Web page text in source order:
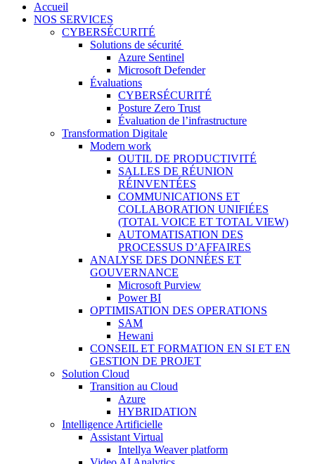
Accueil
NOS SERVICES
CYBERSÉCURITÉ
Solutions de sécurité
Azure Sentinel
Microsoft Defender
Évaluations
CYBERSÉCURITÉ
Posture Zero Trust
Évaluation de l’infrastructure
Transformation Digitale
Modern work
OUTIL DE PRODUCTIVITÉ
SALLES DE RÉUNION
RÉINVENTÉES
COMMUNICATIONS ET
COLLABORATION UNIFIÉES
(TOTAL VOICE ET TOTAL VIEW)
AUTOMATISATION DES
PROCESSUS D’AFFAIRES
ANALYSE DES DONNÉES ET
GOUVERNANCE
Microsoft Purview
Power BI
OPTIMISATION DES OPERATIONS
SAM
Hewani
CONSEIL ET FORMATION EN SI ET EN
GESTION DE PROJET
Solution Cloud
Transition au Cloud
Azure
HYBRIDATION
Intelligence Artificielle
Assistant Virtual
Intellya Weaver platform